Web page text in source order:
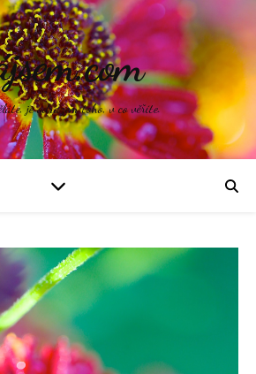
je odrazem toho, v co věříte.